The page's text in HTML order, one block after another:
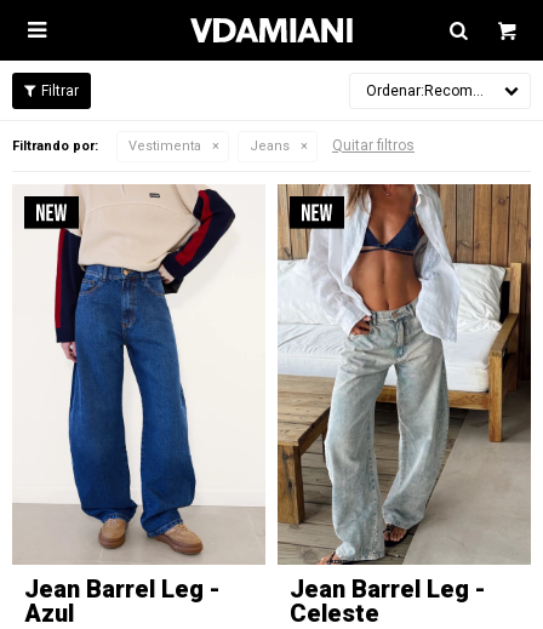

Recomendados
Filtrando por: Vestimenta Jeans Quitar filtros
Jean Barrel Leg -
Azul
Jean Barrel Leg -
Celeste